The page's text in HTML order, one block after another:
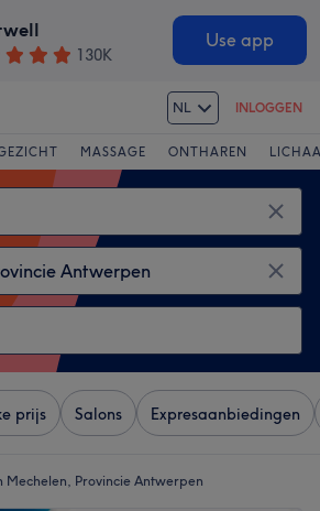
130K
Use app
NL INLOGGEN
MASSAGE ONTHAREN
prijs Salons Expresaanbiedingen
Mechelen, Provincie Antwerpen